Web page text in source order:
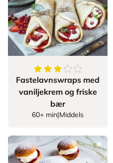
3.8av5stjerner
Fastelavnswraps med
vaniljekrem og friske
bær
60+ min|Middels